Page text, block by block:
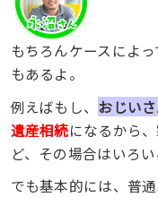
もちろんケースによ
もあるよ。
例えばもし、 おじい
遺産相続になるから
ど、その場合はいろ
でも基本的には、普